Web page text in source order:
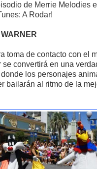
de Merrie Melodies
A Rodar!
toma de contacto con el
convertirá en una
los personajes
bailarán al ritmo de la